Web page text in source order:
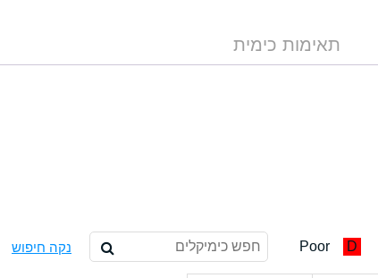
תאימות כימית
D
Poor נקה חיפוש